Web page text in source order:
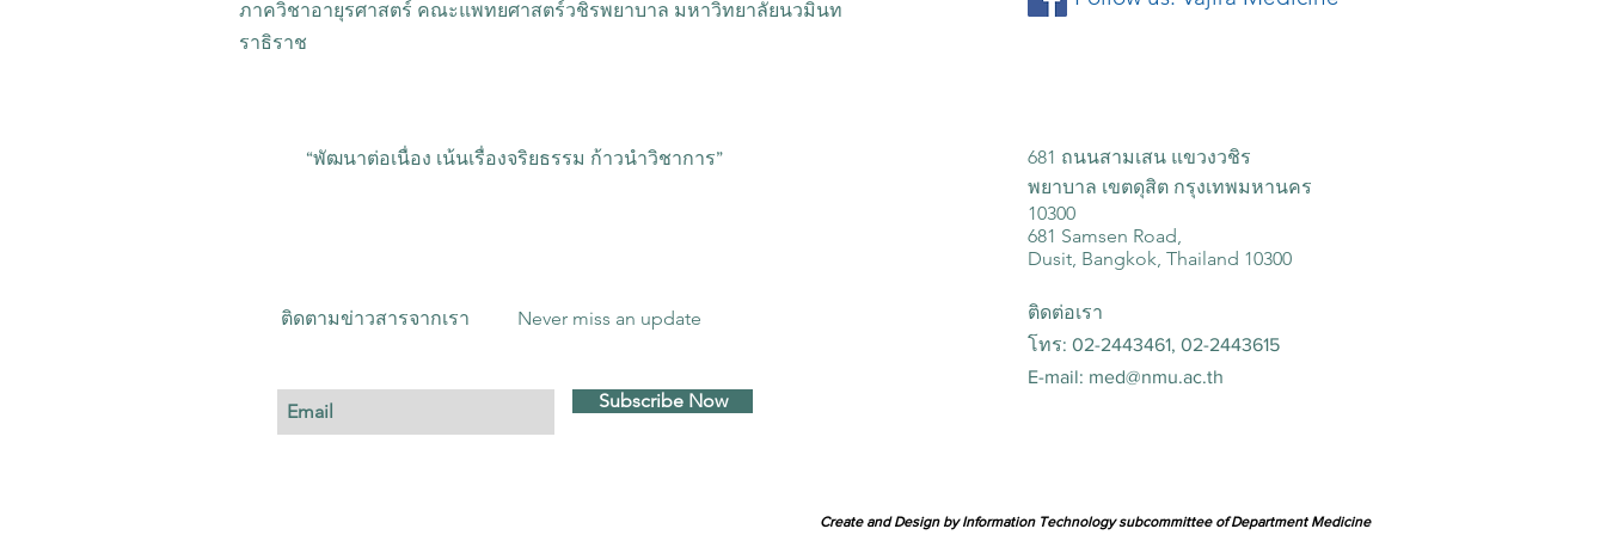
มิถุนายน 2564
โรคสะเก็ดเงิน วันที่ 25 พ.ย. 63
ภาควิชาอายุรศาสตร์ คณะแพทยศาสตร์วชิรพยาบาล มหาวิทยาลัยนวมินท
ราธิราช
“พัฒนาต่อเนื่อง เน้นเรื่องจริยธรรม ก้าวนำวิชาการ”
ติดตามข่าวสารจากเรา Never miss an update
Subscribe Now
681 ถนนสามเสน แขวงวชิร
พยาบาล เขตดุสิต กรุงเทพมหานคร
10300
681 Samsen Road,
Dusit, Bangkok, Thailand 10300
ติดต่อเรา
โทร: 02-2443461, 02-2443615
E-mail: med@nmu.ac.th
Create and Design by Information Technology subcommittee of Department Medicine